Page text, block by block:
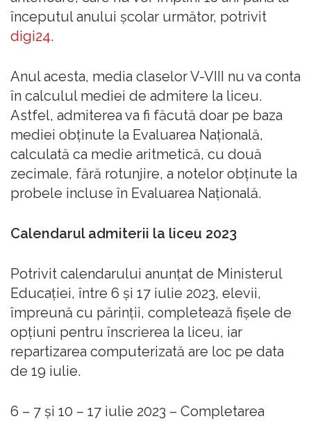
începutul anului școlar următor, potrivit
digi24.
Anul acesta, media claselor V-VIII nu va conta
în calculul mediei de admitere la liceu.
Astfel, admiterea va fi făcută doar pe baza
mediei obținute la Evaluarea Națională,
calculată ca medie aritmetică, cu două
zecimale, fără rotunjire, a notelor obținute la
probele incluse în Evaluarea Națională.
Calendarul admiterii la liceu 2023
Potrivit calendarului anunțat de Ministerul
Educației, între 6 și 17 iulie 2023, elevii,
împreună cu părinții, completează fișele de
opțiuni pentru înscrierea la liceu, iar
repartizarea computerizată are loc pe data
de 19 iulie.
6 – 7 și 10 – 17 iulie 2023 – Completarea